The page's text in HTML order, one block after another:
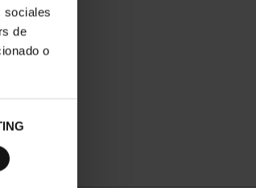
sociales
de
o